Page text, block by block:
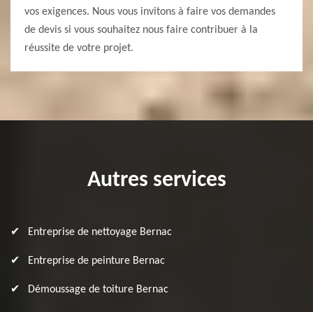
vos exigences. Nous vous invitons à faire vos demandes
de devis si vous souhaitez nous faire contribuer à la
réussite de votre projet.
Autres services
Entreprise de nettoyage Bernac
Entreprise de peinture Bernac
Démoussage de toiture Bernac